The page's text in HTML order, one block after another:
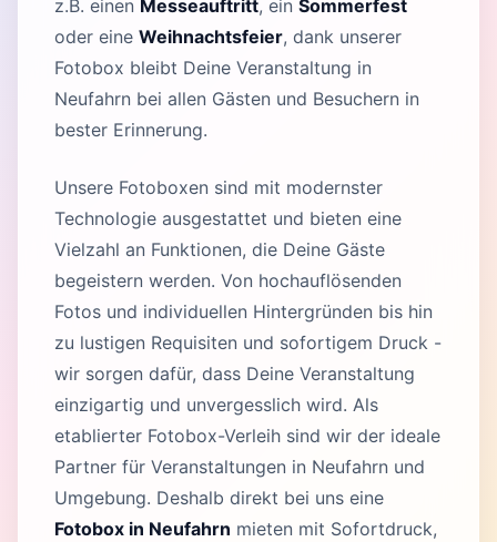
z.B. einen Messeauftritt, ein Sommerfest
oder eine Weihnachtsfeier, dank unserer
Fotobox bleibt Deine Veranstaltung in
Neufahrn bei allen Gästen und Besuchern in
bester Erinnerung.
Unsere Fotoboxen sind mit modernster
Technologie ausgestattet und bieten eine
Vielzahl an Funktionen, die Deine Gäste
begeistern werden. Von hochauflösenden
Fotos und individuellen Hintergründen bis hin
zu lustigen Requisiten und sofortigem Druck -
wir sorgen dafür, dass Deine Veranstaltung
einzigartig und unvergesslich wird. Als
etablierter Fotobox-Verleih sind wir der ideale
Partner für Veranstaltungen in Neufahrn und
Umgebung. Deshalb direkt bei uns eine
Fotobox in Neufahrn mieten mit Sofortdruck,